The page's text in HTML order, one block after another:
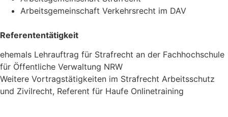
Arbeitsgemeinschaft Verkehrsrecht im DAV
Referententätigkeit
ehemals Lehrauftrag für Strafrecht an der Fachhochschule
für Öffentliche Verwaltung NRW
Weitere Vortragstätigkeiten im Strafrecht Arbeitsschutz
und Zivilrecht, Referent für Haufe Onlinetraining